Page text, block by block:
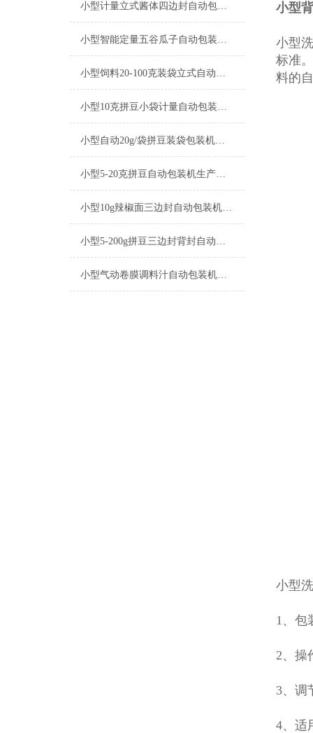
小型计量立式酱体四边封自动包装机厂家
小型智能定量五谷瓜子自动包装机产品简介
小型饲料20-100克装袋立式自动包装机厂家
小型10克拼豆小袋计量自动包装机产品简介
小型自动20g/袋拼豆装袋包装机厂家
小型5-20克拼豆自动包装机生产厂家
小型10g辣椒面三边封自动包装机产品简介
小型5-200g拼豆三边封背封自动包装机生产厂家
小型气动卷膜调料汁自动包装机操作简单
小型
小型
标准
料的
小型
1、包
2、操
3、调
4、适